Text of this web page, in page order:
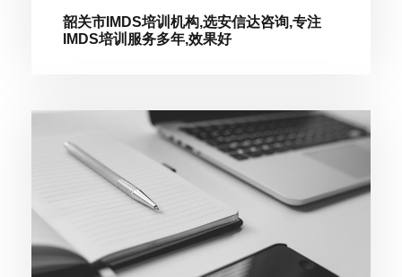
韶关市IMDS培训机构,选安信达咨询,专注
IMDS培训服务多年,效果好